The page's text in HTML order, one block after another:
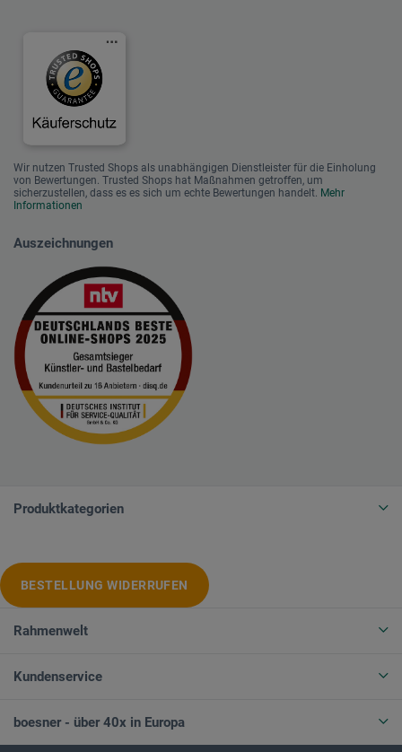
Wir nutzen Trusted Shops als unabhängigen Dienstleister für die Einholung
von Bewertungen. Trusted Shops hat Maßnahmen getroffen, um
sicherzustellen, dass es es sich um echte Bewertungen handelt. Mehr
Informationen
Auszeichnungen
Produktkategorien
BESTELLUNG WIDERRUFEN
Rahmenwelt
Kundenservice
boesner - über 40x in Europa